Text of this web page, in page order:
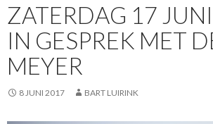
ZATERDAG 17
IN GESPREK MET
MEYER
8 JUNI 2017 BART LUIRINK